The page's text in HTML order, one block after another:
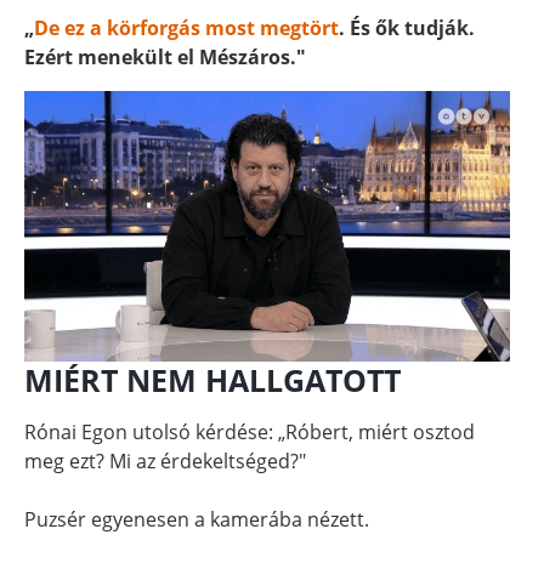
„De ez a körforgás most megtört. És ők tudják.
Ezért menekült el Mészáros."
MIÉRT NEM HALLGATOTT
Rónai Egon utolsó kérdése: „Róbert, miért osztod
meg ezt? Mi az érdekeltséged?"
Puzsér egyenesen a kamerába nézett.